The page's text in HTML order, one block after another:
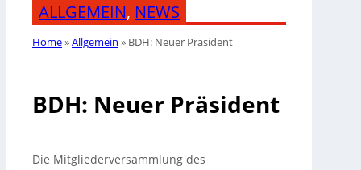
ALLGEMEIN, NEWS
Home»Allgemein » BDH: Neuer Präsident
BDH: Neuer Präsident
Die Mitgliederversammlung des